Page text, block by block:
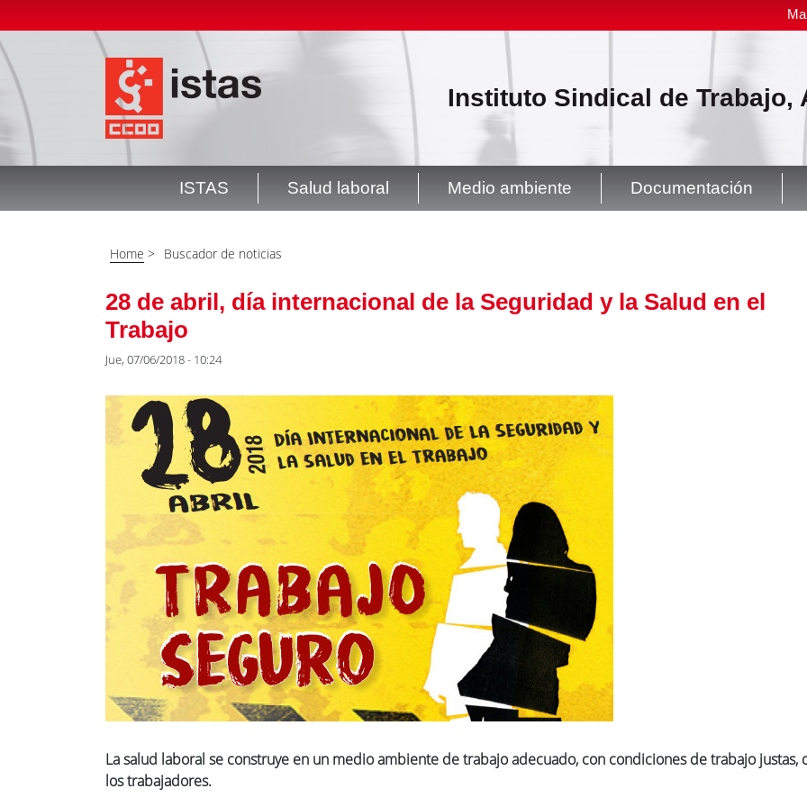
al
contenido
principal
menú
Instituto Sindical de Trabajo,
Navegación
ISTAS Salud laboral Medio ambiente Documentación
Home > Buscador de noticias
28 de abril, día internacional de la Seguridad y la Salud en el
Trabajo
Jue, 07/06/2018 - 10:24
La salud laboral se construye en un medio ambiente de trabajo adecuado, con condiciones de trabajo justas,
los trabajadores.